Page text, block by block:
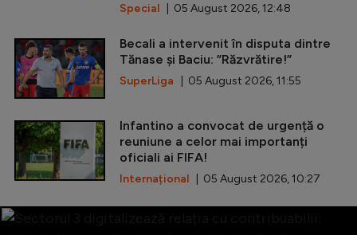
Special | 05 August 2026, 12:48
Becali a intervenit în disputa dintre
Tănase și Baciu: ”Răzvrătire!”
SuperLiga | 05 August 2026, 11:55
Infantino a convocat de urgență o
reuniune a celor mai importanți
oficiali ai FIFA!
Internațional | 05 August 2026, 10:27